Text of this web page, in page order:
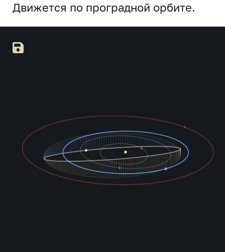
Движется по проградной орбите.